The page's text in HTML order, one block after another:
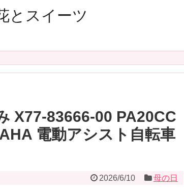
とスイーツ
X77-83666-00 PA20CC
電動アシスト自転車
2026/6/10 母の日